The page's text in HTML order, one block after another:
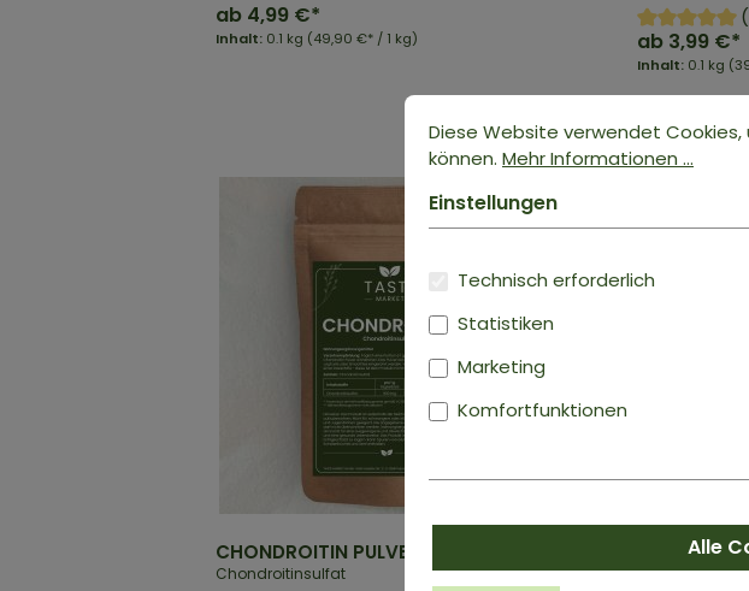
Inhalt: 0.1 kg (49,90 €* / 1 kg)
ab 4,99 €*
Inhalt: 0.1 kg
ab 3,99 €*
CHONDROITIN PULVER
Chondroitinsulfat
CREATINE
Monohydrat |
Diese Website verwendet
können. Mehr Informationen ...
Einstellungen
Technisch erforderlich
Statistiken
Marketing
Komfortfunktionen
Alle